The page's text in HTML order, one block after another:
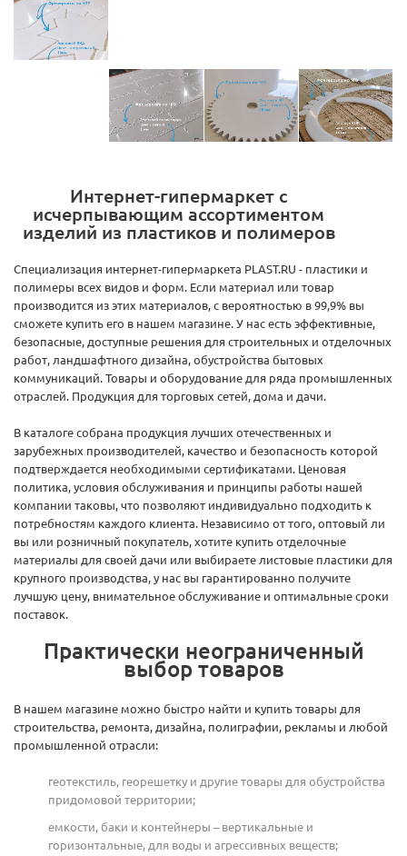
Интернет-гипермаркет с
исчерпывающим ассортиментом
изделий из пластиков и полимеров
Специализация интернет-гипермаркета PLAST.RU - пластики и
полимеры всех видов и форм. Если материал или товар
производится из этих материалов, с вероятностью в 99,9% вы
сможете купить его в нашем магазине. У нас есть эффективные,
безопасные, доступные решения для строительных и отделочных
работ, ландшафтного дизайна, обустройства бытовых
коммуникаций. Товары и оборудование для ряда промышленных
отраслей. Продукция для торговых сетей, дома и дачи.
В каталоге собрана продукция лучших отечественных и
зарубежных производителей, качество и безопасность которой
подтверждается необходимыми сертификатами. Ценовая
политика, условия обслуживания и принципы работы нашей
компании таковы, что позволяют индивидуально подходить к
потребностям каждого клиента. Независимо от того, оптовый ли
вы или розничный покупатель, хотите купить отделочные
материалы для своей дачи или выбираете листовые пластики для
крупного производства, у нас вы гарантированно получите
лучшую цену, внимательное обслуживание и оптимальные сроки
поставок.
Практически неограниченный
выбор товаров
В нашем магазине можно быстро найти и купить товары для
строительства, ремонта, дизайна, полиграфии, рекламы и любой
промышленной отрасли:
геотекстиль, георешетку и другие товары для обустройства
придомовой территории;
емкости, баки и контейнеры – вертикальные и
горизонтальные, для воды и агрессивных веществ;